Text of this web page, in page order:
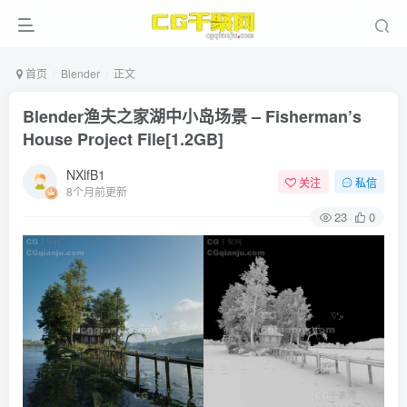
File
首页 Blender 正文
Blender渔夫之家湖中小岛场景 – Fisherman’s
House Project File[1.2GB]
NXlfB1
8个月前更新
关注 私信
23 0